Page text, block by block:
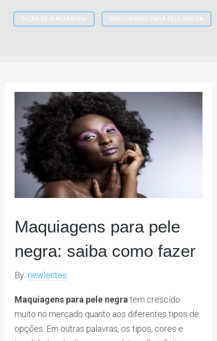
DICAS DE MAQUIAGEM MAQUIAGENS PARA PELE NEGRA
Maquiagens para pele
negra: saiba como fazer
By: newlentes
Maquiagens para pele negra tem crescido
muito no mercado quanto aos diferentes tipos de
opções. Em outras palavras, os tipos, cores e